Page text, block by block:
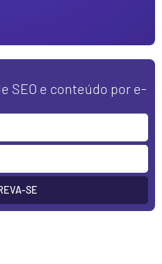
SEO e conteúdo por e-
SE